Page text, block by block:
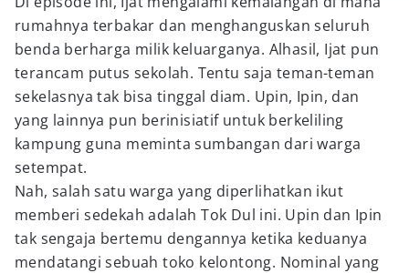
rumahnya terbakar dan menghanguskan seluruh
benda berharga milik keluarganya. Alhasil, Ijat pun
terancam putus sekolah. Tentu saja teman-teman
sekelasnya tak bisa tinggal diam. Upin, Ipin, dan
yang lainnya pun berinisiatif untuk berkeliling
kampung guna meminta sumbangan dari warga
setempat.
Nah, salah satu warga yang diperlihatkan ikut
memberi sedekah adalah Tok Dul ini. Upin dan Ipin
tak sengaja bertemu dengannya ketika keduanya
mendatangi sebuah toko kelontong. Nominal yang